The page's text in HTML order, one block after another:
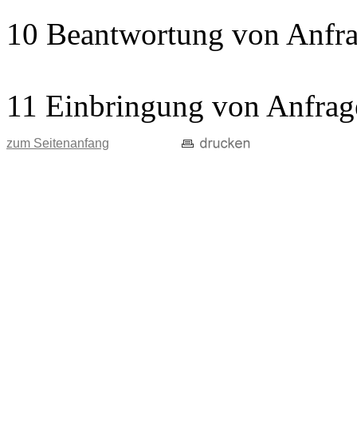
10 Beantwortung von
11 Einbringung von
zum Seitenanfang